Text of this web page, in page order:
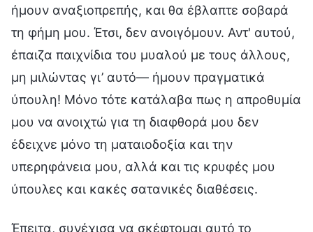
ήμουν αναξιοπρεπής, και θα έβλαπτε σοβαρά
τη φήμη μου. Έτσι, δεν ανοιγόμουν. Αντ' αυτού,
έπαιζα παιχνίδια του μυαλού με τους άλλους,
μη μιλώντας γι’ αυτό— ήμουν πραγματικά
ύπουλη! Μόνο τότε κατάλαβα πως η απροθυμία
μου να ανοιχτώ για τη διαφθορά μου δεν
έδειχνε μόνο τη ματαιοδοξία και την
υπερηφάνεια μου, αλλά και τις κρυφές μου
ύπουλες και κακές σατανικές διαθέσεις.
Έπειτα, συνέχισα να σκέφτομαι αυτό το